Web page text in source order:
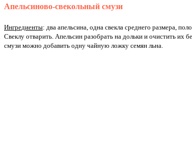
Апельсиново-свекольный смузи
Ингредиенты: два апельсина, одна свекла среднего размера,
Свеклу отварить. Апельсин разобрать на дольки и очистить
смузи можно добавить одну чайную ложку семян льна.